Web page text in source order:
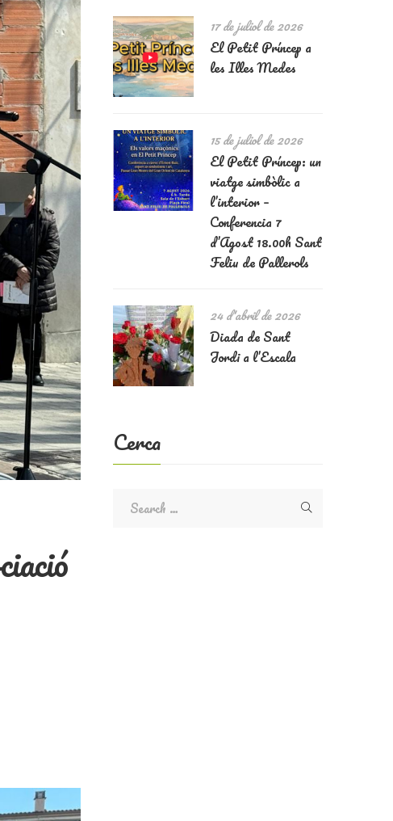
17 de juliol de 2026
El Petit Príncep a
les Illes Medes
15 de juliol de 2026
El Petit Príncep: un
viatge simbòlic a
l’interior –
Conferencia 7
d’Agost 18.00h Sant
Feliu de Pallerols
24 d'abril de 2026
Diada de Sant
Jordi a l’Escala
Cerca